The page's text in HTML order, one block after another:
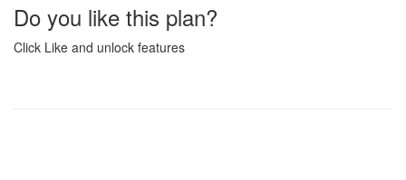
Do you like this plan?
Click Like and unlock features